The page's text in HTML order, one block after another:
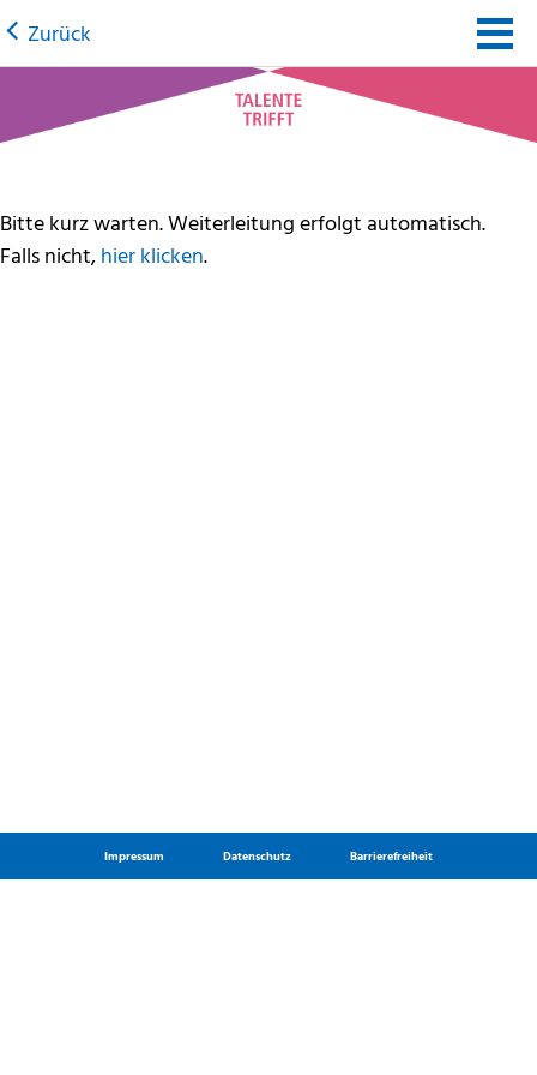
Zurück
Bitte kurz warten. Weiterleitung erfolgt automatisch.
Falls nicht,hier klicken.
Impressum Datenschutz Barrierefreiheit